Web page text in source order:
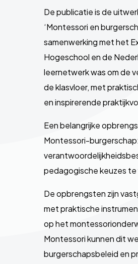
De publicatie is de
‘Montessori en
samenwerking met het
Hogeschool en de
leernetwerk was om de
de klasvloer, met
en inspirerende
Een belangrijke
Montessori-
pedagogische keuzes
De opbrengsten zijn
met praktische
op het
Montessori kunnen dit
burgerschapsbeleid en